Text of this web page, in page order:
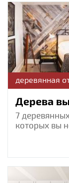
деревянная
Дерева
7
которых вы